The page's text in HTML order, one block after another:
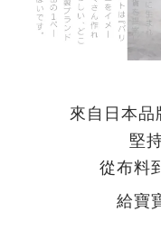
來自日本品
堅
從布料
給寶